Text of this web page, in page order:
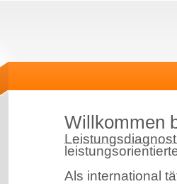
Willkommen
Als international